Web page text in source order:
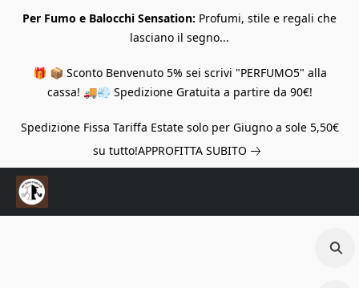
Per Fumo e Balocchi Sensation: Profumi, stile e regali che
lasciano il segno...
🎁 📦 Sconto Benvenuto 5% sei scrivi "PERFUMO5" alla
cassa! 🚚💨 Spedizione Gratuita a partire da 90€!
Spedizione Fissa Tariffa Estate solo per Giugno a sole 5,50€
su tutto!APPROFITTA SUBITO